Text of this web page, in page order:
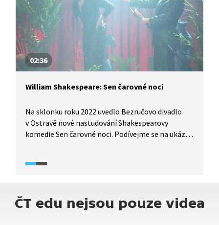
02:36
William Shakespeare: Sen čarovné noci
Na sklonku roku 2022 uvedlo Bezručovo divadlo
v Ostravě nové nastudování Shakespearovy
komedie Sen čarovné noci. Podívejme se na ukázku
ČT edu nejsou pouze videa